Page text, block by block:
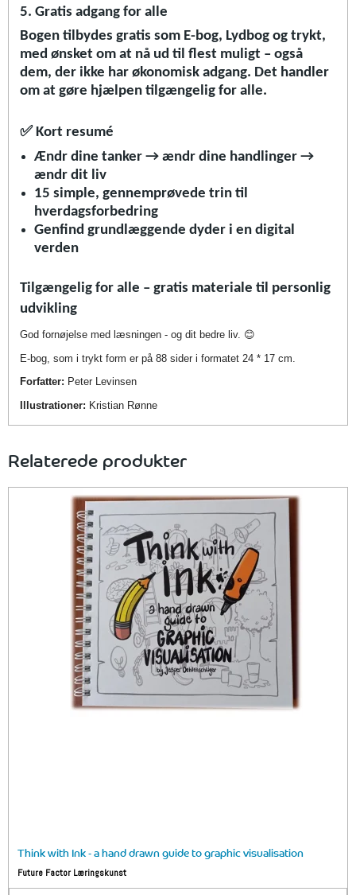
5. Gratis adgang for alle
Bogen tilbydes gratis som E-bog, Lydbog og trykt,
med ønsket om at nå ud til flest muligt – også
dem, der ikke har økonomisk adgang. Det handler
om at gøre hjælpen tilgængelig for alle.
✅ Kort resumé
Ændr dine tanker → ændr dine handlinger →
ændr dit liv
15 simple, gennemprøvede trin til
hverdagsforbedring
Genfind grundlæggende dyder i en digital
verden
Tilgængelig for alle – gratis materiale til personlig
udvikling
God fornøjelse med læsningen - og dit bedre liv. 😊
E-bog, som i trykt form er på 88 sider i formatet 24 * 17 cm.
Forfatter: Peter Levinsen
Illustrationer: Kristian Rønne
Relaterede produkter
Think with Ink - a hand drawn guide to graphic visualisation
Future Factor Læringskunst